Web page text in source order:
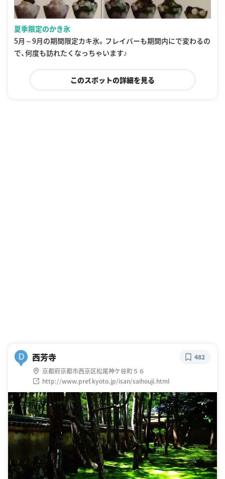
夏季限定のかき氷
5月～9月の期間限定カキ氷。フレイバーも期間内にで変わるの
で、何度も訪れたくなっちゃいます♪
このスポットの詳細を見る
D 西芳寺
京都府京都市西京区松尾神ケ谷町５６
http://www.pref.kyoto.jp/isan/saihouji.html
482